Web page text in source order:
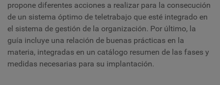
propone diferentes acciones a realizar para la consecución
de un sistema óptimo de teletrabajo que esté integrado en
el sistema de gestión de la organización. Por último, la
guía incluye una relación de buenas prácticas en la
materia, integradas en un catálogo resumen de las fases y
medidas necesarias para su implantación.